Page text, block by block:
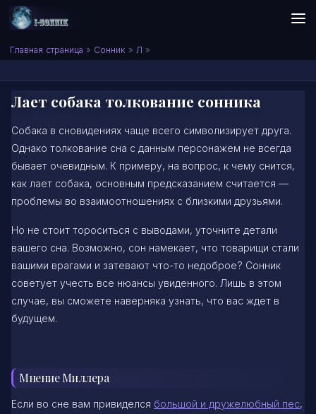
Skip to content
Сонник I-SONNIK.COM
Главная страница » Сонник » Л »
Лает собака толкование сонника
Собака в сновидениях чаще всего символизирует друга.
Однако толкование сна с данным персонажем не всегда
бывает очевидным. К примеру, на вопрос, к чему снится,
как лает собака, основным предсказанием считается —
проблемы во взаимоотношениях с близкими друзьями.
Но не стоит тороситься с выводами, уточните детали
вашего сна. Возможно, сон намекает, что товарищи стали
вашими врагами и затевают что-то недоброе? Сонник
советует учесть все нюансы увиденного. Лишь в этом
случае, вы сможете наверняка узнать, что вас ждет в
будущем.
Мнение Миллера
Если во сне вам привиделся большой и дружелюбный пес,